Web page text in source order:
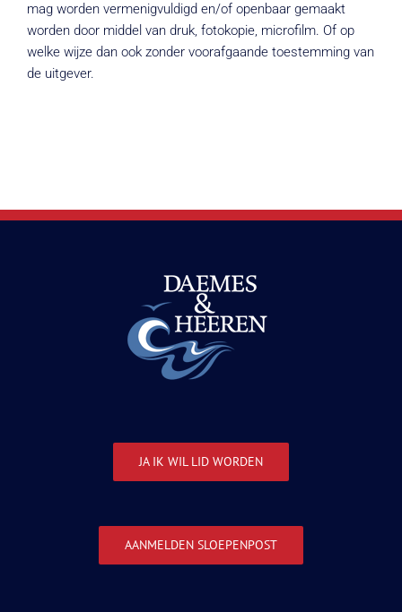
mag worden vermenigvuldigd en/of openbaar gemaakt
worden door middel van druk, fotokopie, microfilm. Of op
welke wijze dan ook zonder voorafgaande toestemming van
de uitgever.
JA IK WIL LID WORDEN
AANMELDEN SLOEPENPOST